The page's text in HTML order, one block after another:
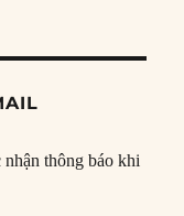
thông báo khi